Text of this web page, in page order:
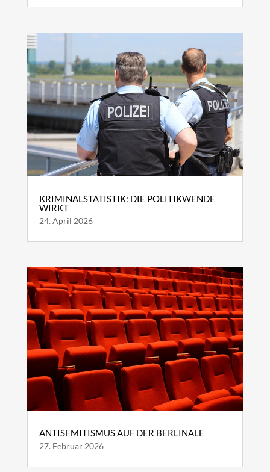
KRIMINALSTATISTIK: DIE POLITIKWENDE
WIRKT
24. April 2026
ANTISEMITISMUS AUF DER BERLINALE
27. Februar 2026